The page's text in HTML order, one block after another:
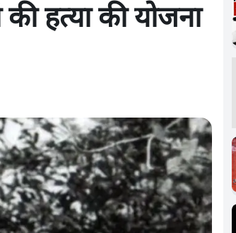
हत्या की योजना